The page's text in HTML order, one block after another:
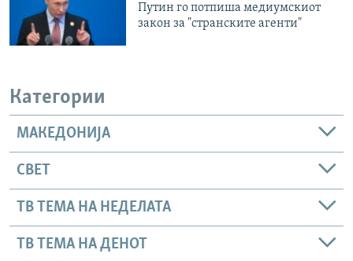
Путин го потпиша медиумскиот
закон за "странските агенти"
Категории
МАКЕДОНИЈА
СВЕТ
ТВ ТЕМА НА НЕДЕЛАТА
ТВ ТЕМА НА ДЕНОТ